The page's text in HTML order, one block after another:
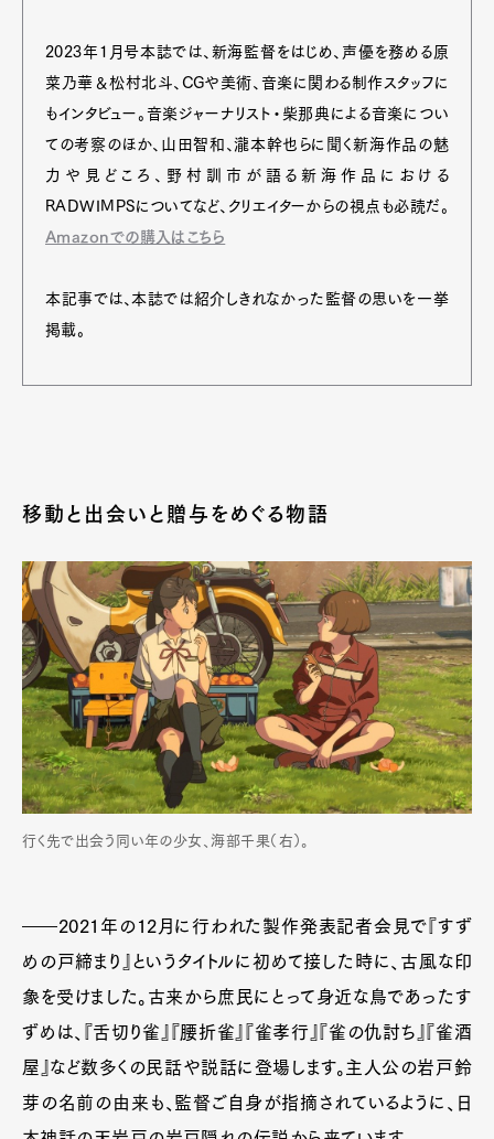
2023年1月号本誌では、新海監督をはじめ、声優を務める原
菜乃華＆松村北斗、CGや美術、音楽に関わる制作スタッフに
もインタビュー。音楽ジャーナリスト・柴那典による音楽につい
ての考察のほか、山田智和、瀧本幹也らに聞く新海作品の魅
力や見どころ、野村訓市が語る新海作品における
RADWIMPSについてなど、クリエイターからの視点も必読だ。
Amazonでの購入はこちら
本記事では、本誌では紹介しきれなかった監督の思いを一挙
掲載。
移動と出会いと贈与をめぐる物語
行く先で出会う同い年の少女、海部千果（右）。
――2021年の12月に行われた製作発表記者会見で『すず
めの戸締まり』というタイトルに初めて接した時に、古風な印
象を受けました。古来から庶民にとって身近な鳥であったす
ずめは、『舌切り雀』『腰折雀』『雀孝行』『雀の仇討ち』『雀酒
屋』など数多くの民話や説話に登場します。主人公の岩戸鈴
芽の名前の由来も、監督ご自身が指摘されているように、日